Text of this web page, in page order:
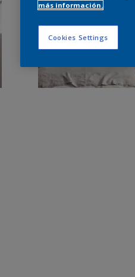
más información.
Cookies Settings